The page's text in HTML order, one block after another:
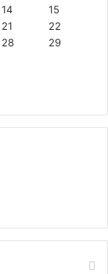
14
15
21
22
28
29